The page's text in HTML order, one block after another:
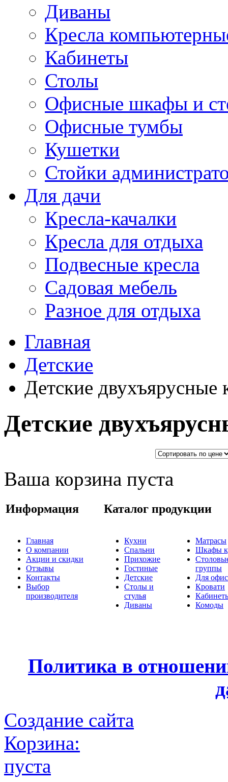
Диваны
Кресла
Кабинеты
Столы
Офисные шкафы и
Офисные тумбы
Кушетки
Стойки
Для дачи
Кресла-качалки
Кресла для отдыха
Подвесные кресла
Садовая мебель
Разное для отдыха
Главная
Детские
Детские двухъярусные
Детские
Ваша корзина пуста
Информация Каталог продукции
Главная
О компании
Акции и скидки
Отзывы
Контакты
Выбор
производителя
Кухни
Спальни
Прихожие
Гостиные
Детские
Столы и
стулья
Диваны
Матрасы
Шкафы
группы
Для
Кровати
Комоды
Политика в
Создание сайта
Корзина:
пуста